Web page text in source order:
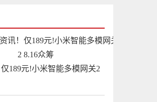
189元!小米智能多模网关2